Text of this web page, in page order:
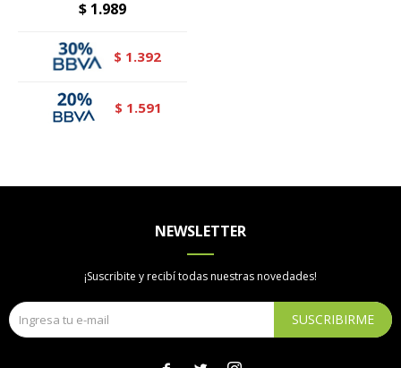
$ 1.989
$ 1.392
$ 1.591
NEWSLETTER
¡Suscribite y recibí todas nuestras novedades!
SUSCRIBIRME